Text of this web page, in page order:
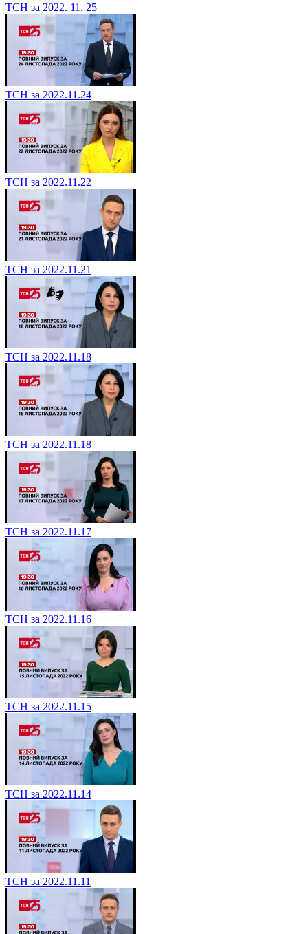
ТСН за 2022. 11. 25
ТСН за 2022.11.24
ТСН за 2022.11.22
ТСН за 2022.11.21
ТСН за 2022.11.18
ТСН за 2022.11.18
ТСН за 2022.11.17
ТСН за 2022.11.16
ТСН за 2022.11.15
ТСН за 2022.11.14
ТСН за 2022.11.11